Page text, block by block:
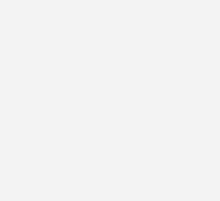
mit mehr als der Hälfte der
in Deutschland zusammen.
den Netzanschluss